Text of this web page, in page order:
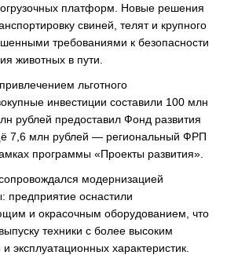
платформ. Новые решения
свиней, телят и крупного
требованиями к безопасности
животных в пути.
льготного
инвестиции составили 100 млн
рублей предоставил Фонд развития
7,6 млн рублей — региональный ФРП
программы «Проекты развития».
модернизацией
предприятие оснастили
и окрасочным оборудованием, что
техники с более высоким
эксплуатационных характеристик.